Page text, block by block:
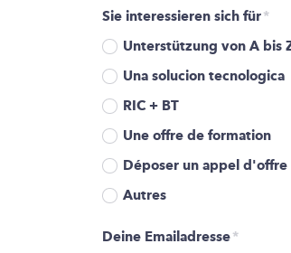
Sie interessieren sich für *
Unterstützung von A bis
Una solucion tecnologica
RIC + BT
Une offre de formation
Déposer un appel d'offre
Autres
Deine Emailadresse *